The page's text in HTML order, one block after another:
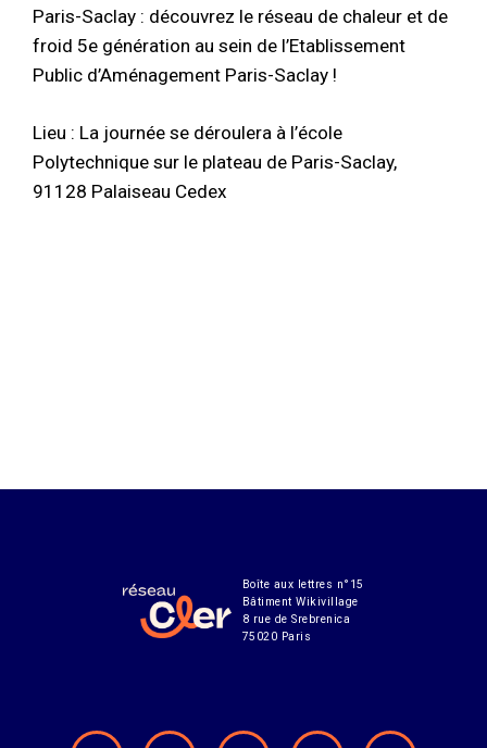
Paris-Saclay : découvrez le réseau de chaleur et de
froid 5e génération au sein de l’Etablissement
Public d’Aménagement Paris-Saclay !
Lieu : La journée se déroulera à l’école
Polytechnique sur le plateau de Paris-Saclay,
91128 Palaiseau Cedex
Boîte aux lettres n°15
Bâtiment Wikivillage
8 rue de Srebrenica
75020 Paris